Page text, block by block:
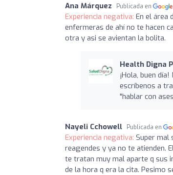
Ana Márquez Publicada en
Experiencia negativa: En el área
enfermeras de ahí no te hacen
otra y asi se avientan la bolita.
Health Digna
¡Hola, buen
escríbenos a
"hablar con
Nayeli Cchowell Publicada en
Experiencia negativa: Super mal
reagendes y ya no te atienden.
te tratan muy mal aparte q sus
de la hora q era la cita. Pesimo